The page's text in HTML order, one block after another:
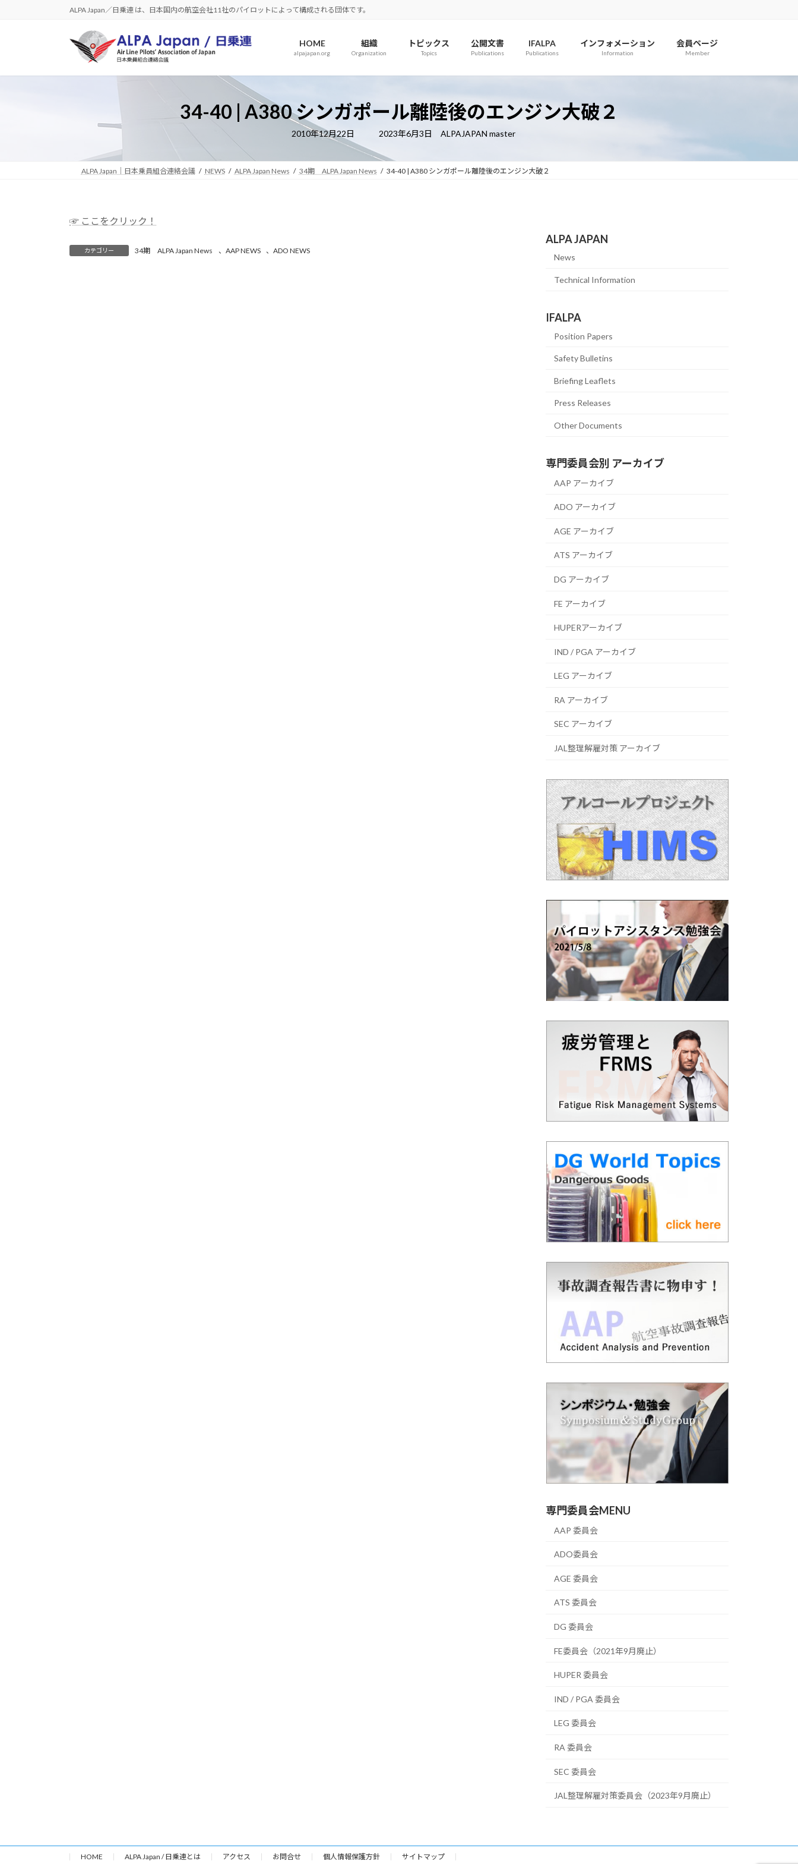
へ
ョ
ALPA Japan／日乗連 は、日本国内の航空会社11社のパイロットによって構成される団体です。
HOME
alpajapan.org
組織
Organization
トピックス
Topics
公開文書
Publications
IFALPA
Publications
インフォメーション
Information
会員ページ
Member
34-40 | A380 シンガポール離陸後のエンジン大破２
2010年12月22日
最
新
日
時
2023年6月3日 ALPAJAPAN master
ALPA Japan｜日本乗員組合連絡会議 NEWS ALPA Japan News 34期 ALPA Japan News 34-40 | A380 シンガポール離陸後のエンジン大破２
☞ ここをクリック！
カテゴリー 34期 ALPA Japan News 、 AAP NEWS 、ADO NEWS
ALPA JAPAN
News
Technical Information
IFALPA
Position Papers
Safety Bulletins
Briefing Leaflets
Press Releases
Other Documents
専門委員会別 アーカイブ
AAP アーカイブ
ADO アーカイブ
AGE アーカイブ
ATS アーカイブ
DG アーカイブ
FE アーカイブ
HUPERアーカイブ
IND / PGA アーカイブ
LEG アーカイブ
RA アーカイブ
SEC アーカイブ
JAL整理解雇対策 アーカイブ
専門委員会MENU
AAP 委員会
ADO委員会
AGE 委員会
ATS 委員会
DG 委員会
FE委員会（2021年9月廃止）
HUPER 委員会
IND / PGA 委員会
LEG 委員会
RA 委員会
SEC 委員会
JAL整理解雇対策委員会（2023年9月廃止）
HOME ALPA Japan / 日乗連とは アクセス お問合せ 個人情報保護方針 サイトマップ